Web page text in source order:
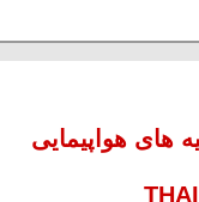
های هواپیمایی